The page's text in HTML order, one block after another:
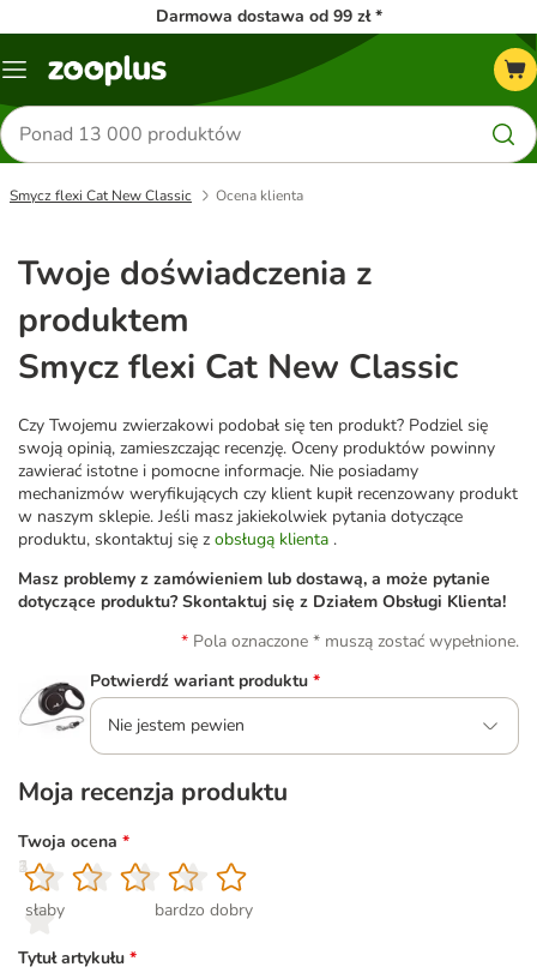
Darmowa dostawa od 99 zł *
Menu
Szukaj
produktów
Smycz flexi Cat New Classic Ocena klienta
Twoje doświadczenia z
produktem
Smycz flexi Cat New Classic
Czy Twojemu zwierzakowi podobał się ten produkt? Podziel się
swoją opinią, zamieszczając recenzję. Oceny produktów powinny
zawierać istotne i pomocne informacje. Nie posiadamy
mechanizmów weryfikujących czy klient kupił recenzowany produkt
w naszym sklepie. Jeśli masz jakiekolwiek pytania dotyczące
produktu, skontaktuj się z obsługą klienta .
Masz problemy z zamówieniem lub dostawą, a może pytanie
dotyczące produktu? Skontaktuj się z Działem Obsługi Klienta!
Pola oznaczone * muszą zostać wypełnione.
Potwierdź wariant produktu *
Nie jestem pewien
Moja recenzja produktu
Twoja ocena *
1
słaby
2
3
4
5
bardzo dobry
Tytuł artykułu *